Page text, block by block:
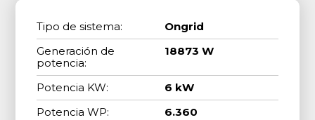
Tipo de sistema:
Ongrid
Generación de
potencia:
18873 W
Potencia KW:
6 kW
Potencia WP:
6.360